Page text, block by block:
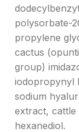
polysorbate-
propylene
cactus
group)
iodopropynyl
sodium
extract, cattle
hexanediol.